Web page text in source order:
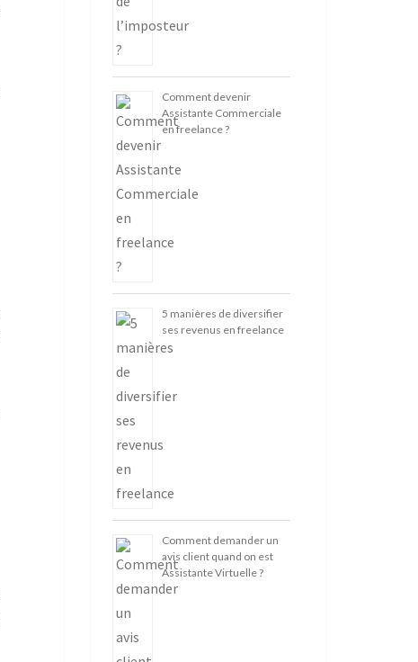
Comment devenir
Assistante Commerciale
en freelance ?
5 manières de diversifier
ses revenus en freelance
Comment demander un
avis client quand on est
Assistante Virtuelle ?